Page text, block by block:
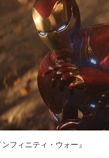
フィニティ・ウォー』